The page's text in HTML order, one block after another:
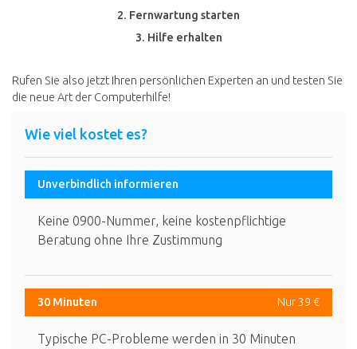
2. Fernwartung starten
3. Hilfe erhalten
Rufen Sie also jetzt Ihren persönlichen Experten an und testen Sie
die neue Art der Computerhilfe!
Wie viel kostet es?
Unverbindlich informieren
Keine 0900-Nummer, keine kostenpflichtige
Beratung ohne Ihre Zustimmung
30 Minuten Nur 39 €
Typische PC-Probleme werden in 30 Minuten